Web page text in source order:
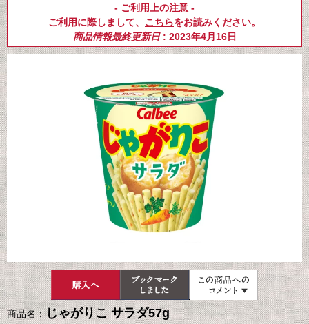
- ご利用上の注意 -
ご利用に際しまして、 こちらをお読みください。
商品情報最終更新日: 2023年4月16日
商品名：じゃがりこ サラダ57g